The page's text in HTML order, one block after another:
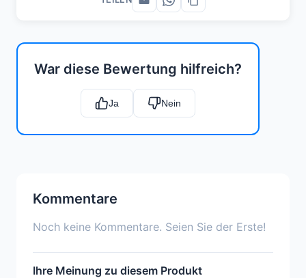
War diese Bewertung hilfreich?
Ja Nein
Kommentare
Noch keine Kommentare. Seien Sie der Erste!
Ihre Meinung zu diesem Produkt